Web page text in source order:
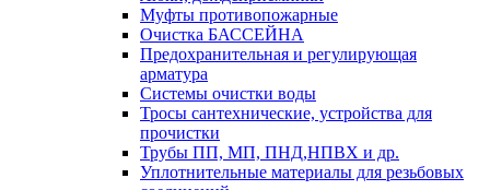
Муфты противопожарные
Очистка БАССЕЙНА
Предохранительная и регулирующая
арматура
Системы очистки воды
Тросы сантехнические, устройства для
прочистки
Трубы ПП, МП, ПНД,НПВХ и др.
Уплотнительные материалы для резьбовых